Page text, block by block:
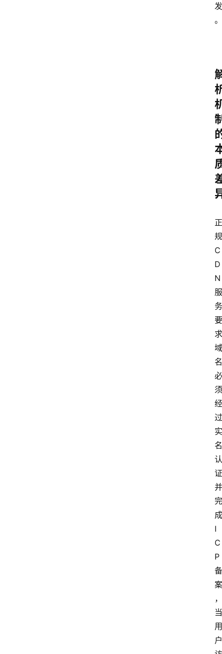
发
。
正
规
C
D
N
服
务
要
求
域
名
必
须
经
过
实
名
认
证
并
完
成
I
C
P
备
案
，
当
用
户